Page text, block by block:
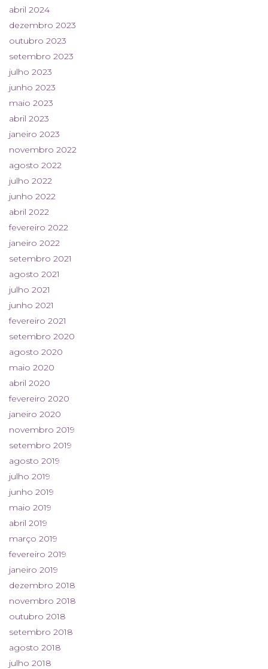
abril 2024
dezembro 2023
outubro 2023
setembro 2023
julho 2023
junho 2023
maio 2023
abril 2023
janeiro 2023
novembro 2022
agosto 2022
julho 2022
junho 2022
abril 2022
fevereiro 2022
janeiro 2022
setembro 2021
agosto 2021
julho 2021
junho 2021
fevereiro 2021
setembro 2020
agosto 2020
maio 2020
abril 2020
fevereiro 2020
janeiro 2020
novembro 2019
setembro 2019
agosto 2019
julho 2019
junho 2019
maio 2019
abril 2019
março 2019
fevereiro 2019
janeiro 2019
dezembro 2018
novembro 2018
outubro 2018
setembro 2018
agosto 2018
julho 2018